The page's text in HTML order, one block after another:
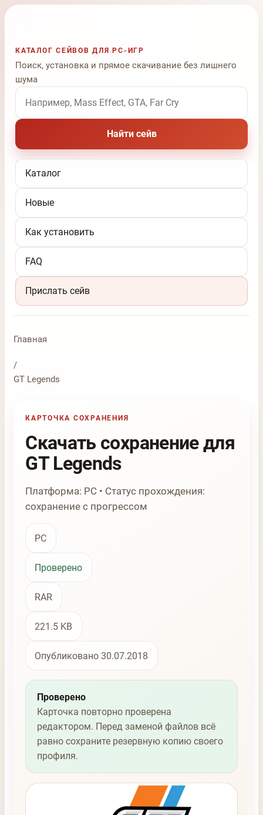
КАТАЛОГ СЕЙВОВ ДЛЯ PC-ИГР
Поиск, установка и прямое скачивание без лишнего
шума
Поиск по названию игры
Найти сейв
Каталог
Новые
Как установить
FAQ
Прислать сейв
Главная
/
GT Legends
КАРТОЧКА СОХРАНЕНИЯ
Скачать сохранение для
GT Legends
Платформа: PC • Статус прохождения:
сохранение с прогрессом
PC
Проверено
RAR
221.5 KB
Опубликовано 30.07.2018
Проверено
Карточка повторно проверена
редактором. Перед заменой файлов всё
равно сохраните резервную копию своего
профиля.